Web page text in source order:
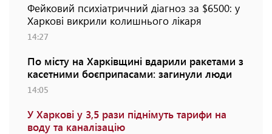
Фейковий психіатричний діагноз за $6500: у
Харкові викрили колишнього лікаря
14:27
По місту на Харківщині вдарили ракетами з
касетними боєприпасами: загинули люди
14:05
У Харкові у 3,5 рази піднімуть тарифи на
воду та каналізацію